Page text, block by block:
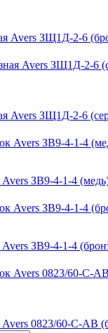
Avers ЗЩ1Д-2-6
Avers ЗЩ1Д-2-6
ЗВ9-4-1-4
ЗВ9-4-1-4
0823/60-C-AB